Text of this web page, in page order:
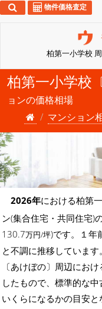
柏第一小学校
物件価格査定
柏第一小学校
ョンの価格相場
マンション
2026年における柏第
ン(集合住宅・共同住宅)
130.7万円/坪)です。１年
と不調に推移していま
〔あけぼの〕周辺におけ
したもので、標準的な
いくらになるかの目安と